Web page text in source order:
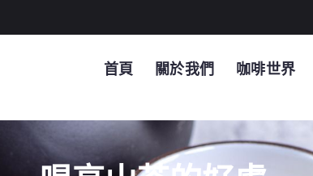
首頁 關於我們 咖啡世界